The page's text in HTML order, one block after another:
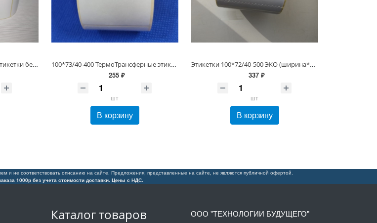
100*73/40-1000 полуглянец этикетки белые, вт 40 или 76 мм
100*73/40-400 ТермоТрансферные этикетки ПолуГлянец (100х73 этикетки)
255 ₽
шт
В корзину
Этикетки 100*72/40-500 ЭКО (ширина*высота/втулка-этикеток в рулоне), белые (термоэтикетки 100х72)
337 ₽
шт
В корзину
и не соответствовать описанию на сайте. Предложения, представленные на сайте, не являются публичной офертой.
1000р без учета стоимости доставки. Цены с НДС.
Каталог товаров
ООО "ТЕХНОЛОГИИ БУДУЩЕГО"